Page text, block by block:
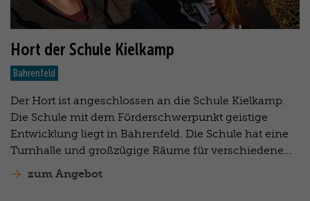
Hort der Schule Kielkamp
Bahrenfeld
Der Hort ist angeschlossen an die Schule Kielkamp.
Die Schule mit dem Förderschwerpunkt geistige
Entwicklung liegt in Bahrenfeld. Die Schule hat eine
Turnhalle und großzügige Räume für verschiedene…
zum Angebot